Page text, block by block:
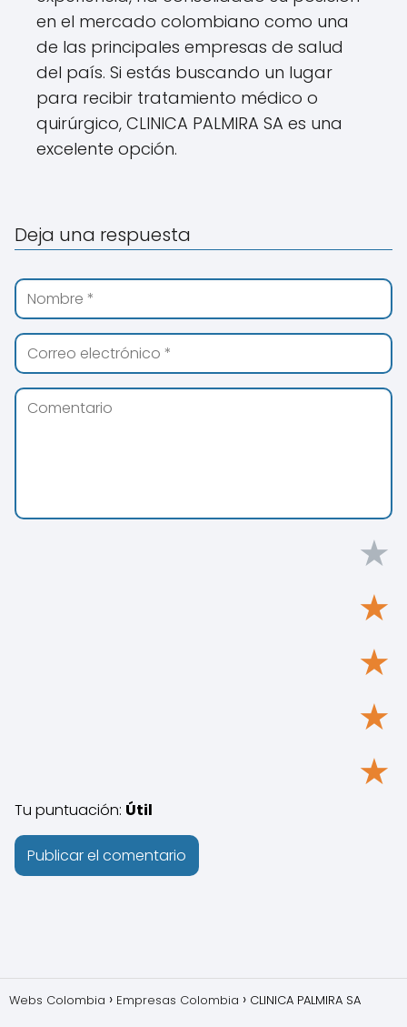
en el mercado colombiano como una
de las principales empresas de salud
del país. Si estás buscando un lugar
para recibir tratamiento médico o
quirúrgico, CLINICA PALMIRA SA es una
excelente opción.
Deja una respuesta
★
★
★
★
★
Tu puntuación: Útil
Webs Colombia Empresas Colombia CLINICA PALMIRA SA